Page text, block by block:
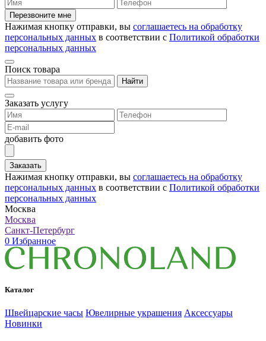
Перезвоните мне
Нажимая кнопку отправки, вы соглашаетесь на обработку
персональных данных в соответствии с Политикой обработки
персональных данных
Поиск товара
Найти
Заказать услугу
добавить фото
Заказать
Нажимая кнопку отправки, вы соглашаетесь на обработку
персональных данных в соответствии с Политикой обработки
персональных данных
Москва
Москва
Санкт-Петербург
0 Избранное
Каталог
Швейцарские часы Ювелирные украшения Аксессуары
Новинки